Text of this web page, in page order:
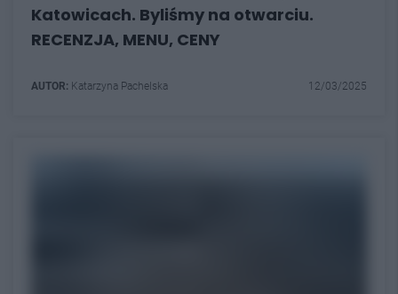
Katowicach. Byliśmy na otwarciu.
RECENZJA, MENU, CENY
AUTOR: Katarzyna Pachelska 12/03/2025